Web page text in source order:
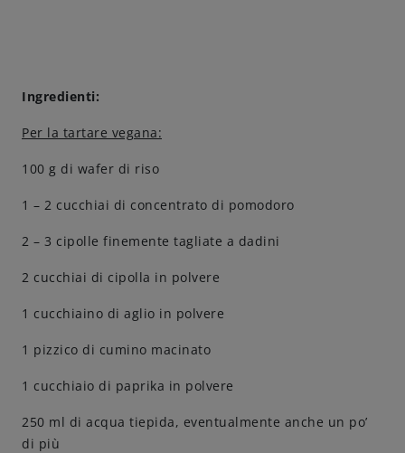
Ingredienti:
Per la tartare vegana:
100 g di wafer di riso
1 – 2 cucchiai di concentrato di pomodoro
2 – 3 cipolle finemente tagliate a dadini
2 cucchiai di cipolla in polvere
1 cucchiaino di aglio in polvere
1 pizzico di cumino macinato
1 cucchiaio di paprika in polvere
250 ml di acqua tiepida, eventualmente anche un po’
di più